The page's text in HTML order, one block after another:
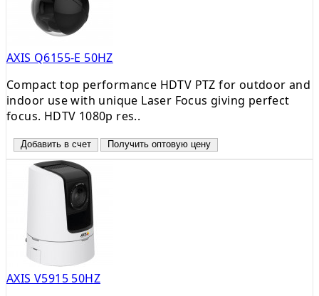
AXIS Q6155-E 50HZ
Compact top performance HDTV PTZ for outdoor and
indoor use with unique Laser Focus giving perfect
focus. HDTV 1080p res..
Добавить в счет Получить оптовую цену
AXIS V5915 50HZ